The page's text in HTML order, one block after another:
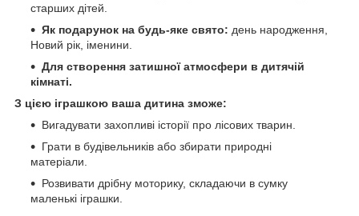
старших дітей.
Як подарунок на будь-яке свято: день народження,
Новий рік, іменини.
Для створення затишної атмосфери в дитячій
кімнаті.
З цією іграшкою ваша дитина зможе:
Вигадувати захопливі історії про лісових тварин.
Грати в будівельників або збирати природні
матеріали.
Розвивати дрібну моторику, складаючи в сумку
маленькі іграшки.